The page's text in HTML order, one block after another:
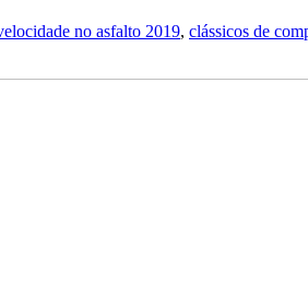
no asfalto 2019, clássicos de